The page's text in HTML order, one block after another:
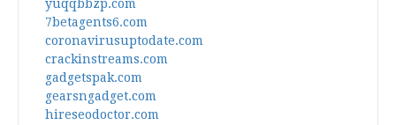
yuqqbbzp.com
7betagents6.com
coronavirusuptodate.com
crackinstreams.com
gadgetspak.com
gearsngadget.com
hireseodoctor.com